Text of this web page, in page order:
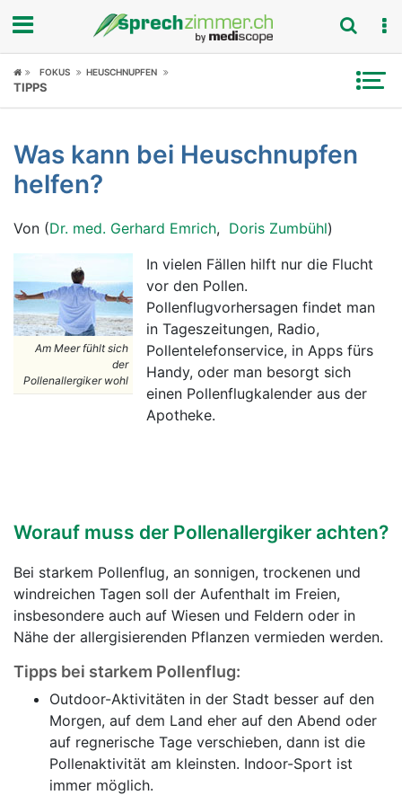
Fokus
Symptome
Ratgeber
Rubriken
FOKUS HEUSCHNUPFEN
TIPPS
Was kann bei Heuschnupfen
helfen?
Von (Dr. med. Gerhard Emrich, Doris Zumbühl)
Am Meer fühlt sich
der
Pollenallergiker wohl
In vielen Fällen hilft nur die Flucht
vor den Pollen.
Pollenflugvorhersagen findet man
in Tageszeitungen, Radio,
Pollentelefonservice, in Apps fürs
Handy, oder man besorgt sich
einen Pollenflugkalender aus der
Apotheke.
Worauf muss der Pollenallergiker achten?
Bei starkem Pollenflug, an sonnigen, trockenen und
windreichen Tagen soll der Aufenthalt im Freien,
insbesondere auch auf Wiesen und Feldern oder in
Nähe der allergisierenden Pflanzen vermieden werden.
Tipps bei starkem Pollenflug:
Outdoor-Aktivitäten in der Stadt besser auf den
Morgen, auf dem Land eher auf den Abend oder
auf regnerische Tage verschieben, dann ist die
Pollenaktivität am kleinsten. Indoor-Sport ist
immer möglich.